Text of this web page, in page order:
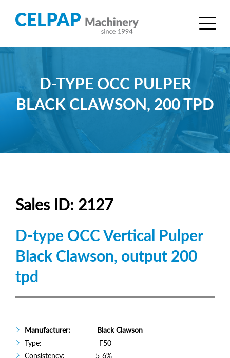
D-TYPE OCC PULPER
BLACK CLAWSON, 200 TPD
Sales ID: 2127
D-type OCC Vertical Pulper
Black Clawson, output 200
tpd
Manufacturer: Black Clawson
Type: F50
Consistency: 5-6%